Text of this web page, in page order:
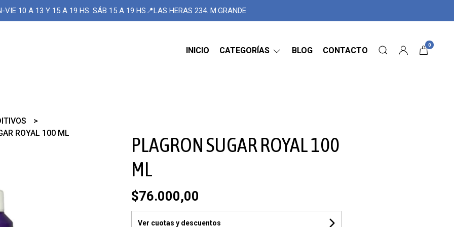
VIE 10 A 13 Y 15 A 19 HS. SÁB 15 A 19 HS📍LAS HERAS 234. M.GRANDE
INICIO CATEGORÍAS BLOG CONTACTO
0
ROYAL 100 ML
PLAGRON SUGAR ROYAL 100
ML
$76.000,00
Ver cuotas y descuentos